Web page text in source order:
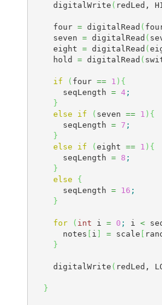
    digitalWrite
( redLed,
    four
= digitalRead (
    seven
= digitalRead (
    eight
= digitalRead (
    hold
= digitalRead (
if ( four == 1 ) {
      seqLength
= 4;
}
else
if ( seven == 1 ) {
      seqLength
= 7 ;
}
else
if ( eight == 1 ) {
      seqLength
= 8 ;
}
else
{
      seqLength
= 16 ;
}
for ( int i = 0 ; i <
      notes
i = scale
}
    digitalWrite
( redLed,
}